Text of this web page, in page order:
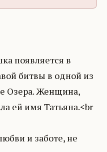
появляется в
битвы в одной из
Озера. Женщина,
ей имя Татьяна.<br
и заботе, не